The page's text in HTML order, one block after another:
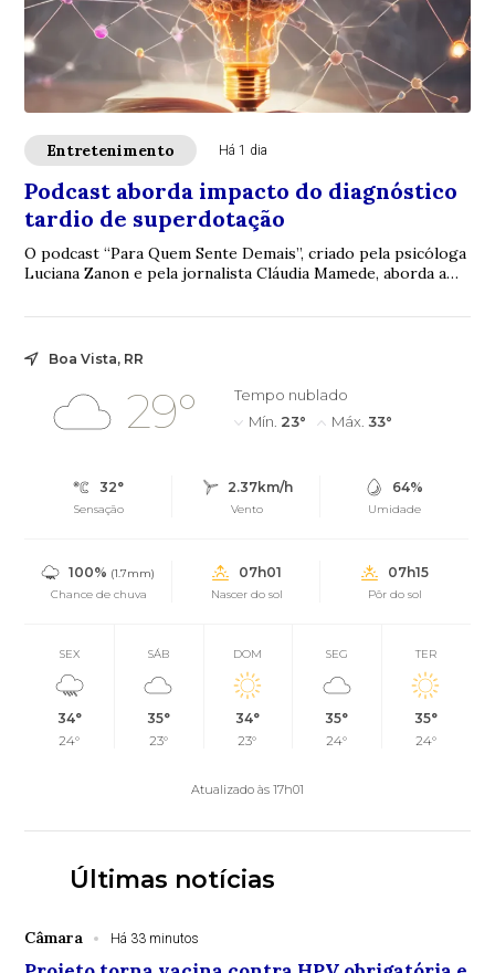
Entretenimento Há 1 dia
Podcast aborda impacto do diagnóstico
tardio de superdotação
O podcast “Para Quem Sente Demais”, criado pela psicóloga
Luciana Zanon e pela jornalista Cláudia Mamede, aborda a
Boa Vista, RR
29°
Tempo nublado
Mín. 23° Máx. 33°
32°
Sensação
2.37km/h
Vento
64%
Umidade
100% (1.7mm)
Chance de chuva
07h01
Nascer do sol
07h15
Pôr do sol
SEX
34°
24°
SÁB
35°
23°
DOM
34°
23°
SEG
35°
24°
TER
35°
24°
Atualizado às 17h01
Últimas notícias
Câmara Há 33 minutos